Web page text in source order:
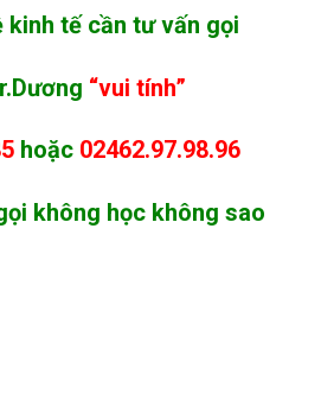
kinh tế cần tư vấn gọi
“vui tính”
hoặc 02462.97.98.96
không học không sao